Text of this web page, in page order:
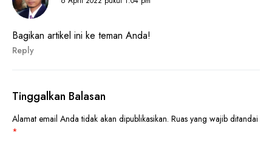
Bagikan artikel ini ke teman Anda!
Reply
Tinggalkan Balasan
Alamat email Anda tidak akan dipublikasikan. Ruas yang wajib ditandai
*